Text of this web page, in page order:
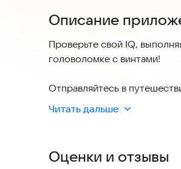
Описание
Проверьте свой IQ,
головоломке с винтами!
Отправляйтесь в
наполненному болтами и
стратегии,
Читать дальше
Оценки и отзывы